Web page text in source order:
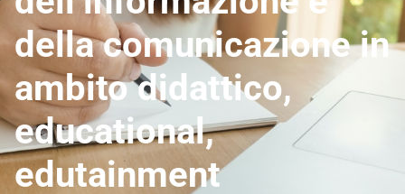
della comunicazione in
ambito didattico,
educational,
edutainment